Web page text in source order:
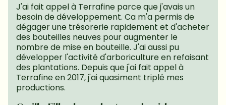
J'ai fait appel à Terrafine parce que j'avais un
besoin de développement. Ca m'a permis de
dégager une trésorerie rapidement et d'acheter
des bouteilles neuves pour augmenter le
nombre de mise en bouteille. J'ai aussi pu
développer l'activité d'arboriculture en refaisant
des plantations. Depuis que j'ai fait appel à
Terrafine en 2017, j'ai quasiment triplé mes
productions.